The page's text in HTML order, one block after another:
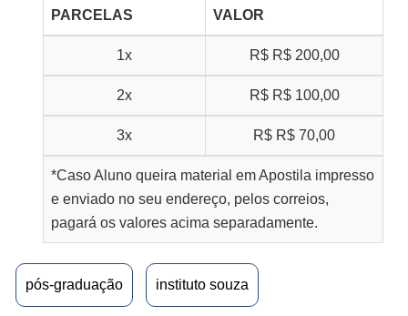
PARCELAS VALOR
1x R$ R$ 200,00
2x R$ R$ 100,00
3x R$ R$ 70,00
*Caso Aluno queira material em Apostila impresso
e enviado no seu endereço, pelos correios,
pagará os valores acima separadamente.
pós-graduação instituto souza